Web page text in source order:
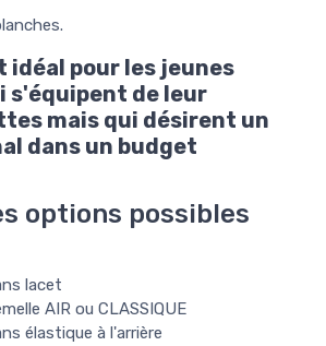
idéal pour les jeunes
s'équipent de leur
mais qui désirent un
dans un budget
options possibles
lacet
AIR ou CLASSIQUE
élastique à l'arrière